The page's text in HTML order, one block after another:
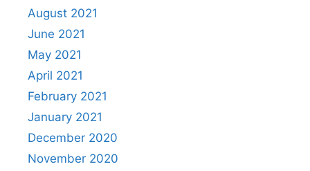
August 2021
June 2021
May 2021
April 2021
February 2021
January 2021
December 2020
November 2020